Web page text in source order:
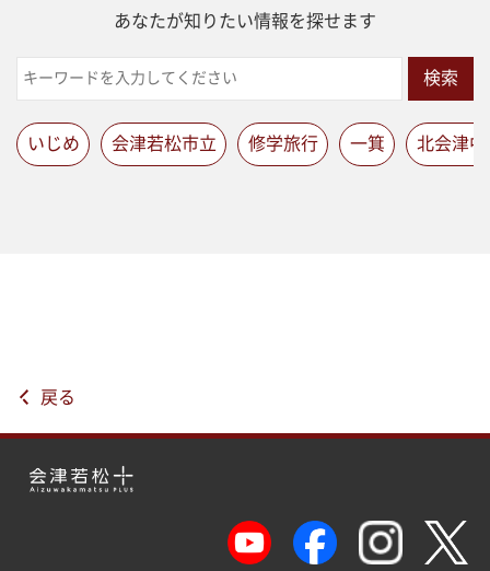
あなたが知りたい情報を探せます
検索
いじめ 会津若松市立 修学旅行 一箕 北会津中
戻る